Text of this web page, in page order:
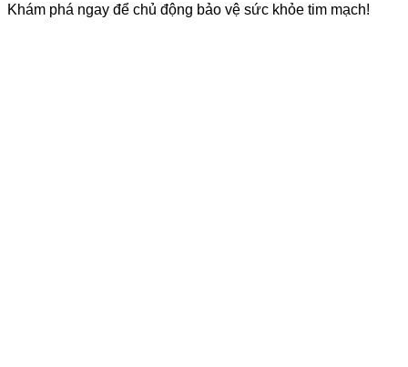
Khám phá ngay để chủ động bảo vệ sức khỏe tim mạch!